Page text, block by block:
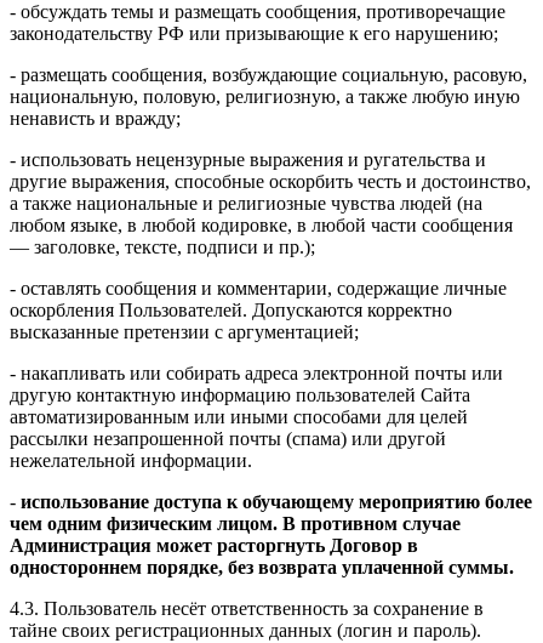
- обсуждать темы и размещать сообщения, противоречащие
законодательству РФ или призывающие к его нарушению;
- размещать сообщения, возбуждающие социальную, расовую,
национальную, половую, религиозную, а также любую иную
ненависть и вражду;
- использовать нецензурные выражения и ругательства и
другие выражения, способные оскорбить честь и достоинство,
а также национальные и религиозные чувства людей (на
любом языке, в любой кодировке, в любой части сообщения
— заголовке, тексте, подписи и пр.);
- оставлять сообщения и комментарии, содержащие личные
оскорбления Пользователей. Допускаются корректно
высказанные претензии с аргументацией;
- накапливать или собирать адреса электронной почты или
другую контактную информацию пользователей Сайта
автоматизированным или иными способами для целей
рассылки незапрошенной почты (спама) или другой
нежелательной информации.
- использование доступа к обучающему мероприятию более
чем одним физическим лицом. В противном случае
Администрация может расторгнуть Договор в
одностороннем порядке, без возврата уплаченной суммы.
4.3. Пользователь несёт ответственность за сохранение в
тайне своих регистрационных данных (логин и пароль).